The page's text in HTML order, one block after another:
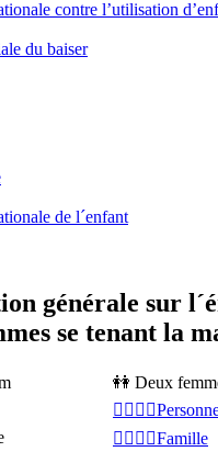
contre l’utilisation
du baiser
de l´enfant
générale sur
se tenant la
👭 Deux
👩‍❤️‍💋‍👨Famille